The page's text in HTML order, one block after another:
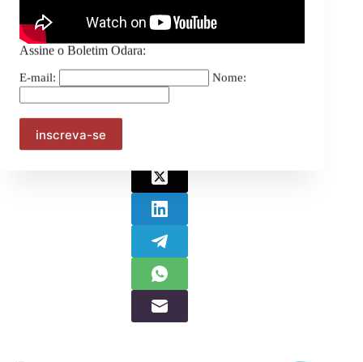
Assine o Boletim Odara:
E-mail: Nome: